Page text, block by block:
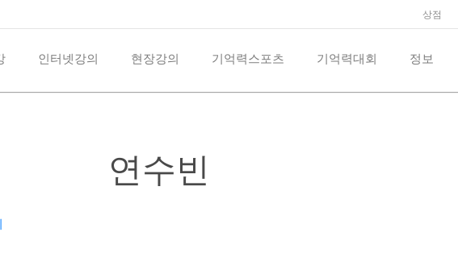
상점
인터넷강의 현장강의 기억력스포츠 기억력대회 정보
연수빈